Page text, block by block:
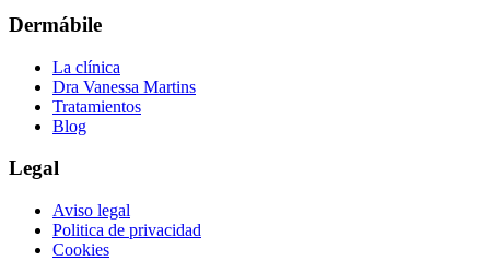
Dermábile
La clínica
Dra Vanessa Martins
Tratamientos
Blog
Legal
Aviso legal
Politica de privacidad
Cookies